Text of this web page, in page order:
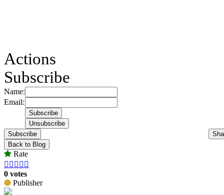
Actions
Subscribe
Name:
Email:
Subscribe
Back to Blog
Rate
    
0 votes
Publisher